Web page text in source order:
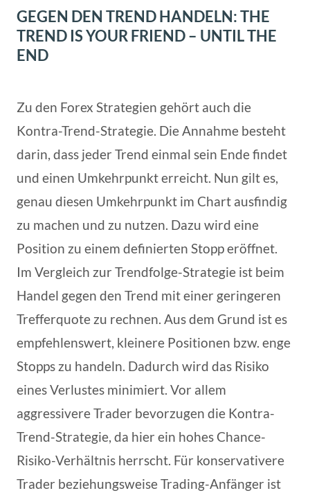
GEGEN DEN TREND HANDELN: THE
TREND IS YOUR FRIEND – UNTIL THE
END
Zu den Forex Strategien gehört auch die
Kontra-Trend-Strategie. Die Annahme besteht
darin, dass jeder Trend einmal sein Ende findet
und einen Umkehrpunkt erreicht. Nun gilt es,
genau diesen Umkehrpunkt im Chart ausfindig
zu machen und zu nutzen. Dazu wird eine
Position zu einem definierten Stopp eröffnet.
Im Vergleich zur Trendfolge-Strategie ist beim
Handel gegen den Trend mit einer geringeren
Trefferquote zu rechnen. Aus dem Grund ist es
empfehlenswert, kleinere Positionen bzw. enge
Stopps zu handeln. Dadurch wird das Risiko
eines Verlustes minimiert. Vor allem
aggressivere Trader bevorzugen die Kontra-
Trend-Strategie, da hier ein hohes Chance-
Risiko-Verhältnis herrscht. Für konservativere
Trader beziehungsweise Trading-Anfänger ist